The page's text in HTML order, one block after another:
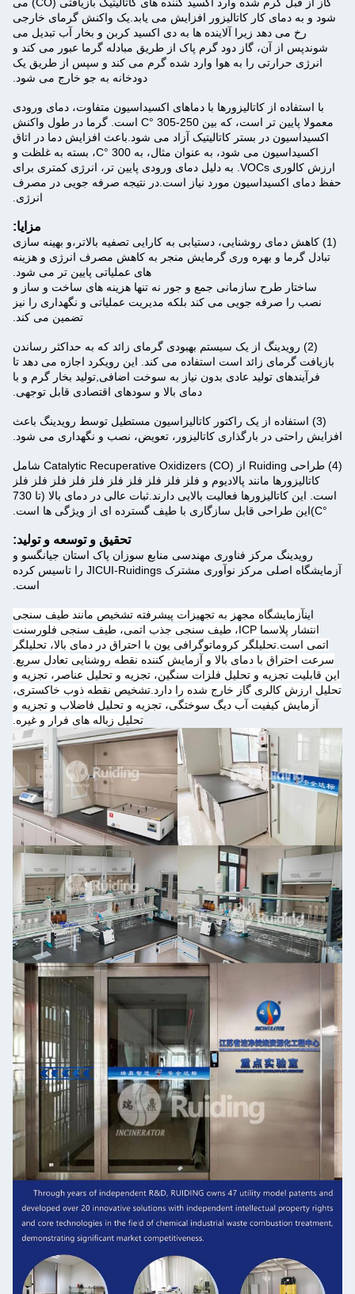
شود و به دمای کار کاتالیزور افزایش می یابد.یک واکنش گرمای خارجی
رخ می دهد زیرا آلاینده ها به دی اکسید کربن و بخار آب تبدیل می
شوندپس از آن، گاز دود گرم پاک از طریق مبادله گرما عبور می کند و
انرژی حرارتی را به هوا وارد شده گرم می کند و سپس از طریق یک
دودخانه به جو خارج می شود.
با استفاده از کاتالیزورها با دماهای اکسیداسیون متفاوت، دمای ورودی
معمولا پایین تر است، که بین 250-305 °C است. گرما در طول واکنش
اکسیداسیون در بستر کاتالیتیک آزاد می شود.باعث افزایش دما در اتاق
اکسیداسیون می شود، به عنوان مثال، به 300 °C، بسته به غلظت و
ارزش کالوری VOCs. به دلیل دمای ورودی پایین تر، انرژی کمتری برای
حفظ دمای اکسیداسیون مورد نیاز است.در نتیجه صرفه جویی در مصرف
انرژی.
مزایا:
(1) کاهش دمای روشنایی، دستیابی به کارایی تصفیه بالاتر،و بهینه سازی
تبادل گرما و بهره وری گرمایش منجر به کاهش مصرف انرژی و هزینه
های عملیاتی پایین تر می شود.
ساختار طرح سازمانی جمع و جور نه تنها هزینه های ساخت و ساز و
نصب را صرفه جویی می کند بلکه مدیریت عملیاتی و نگهداری را نیز
تضمین می کند.
(2) رویدینگ از یک سیستم بهبودی گرمای زائد که به حداکثر رساندن
بازیافت گرمای زائد است استفاده می کند. این رویکرد اجازه می دهد تا
فرآیندهای تولید عادی بدون نیاز به سوخت اضافی,تولید بخار گرم و با
دمای بالا و سودهای اقتصادی قابل توجهی.
(3) استفاده از یک راکتور کاتالیزاسیون مستطیل توسط رویدینگ باعث
افزایش راحتی در بارگذاری کاتالیزور، تعویض، نصب و نگهداری می شود.
(4) طراحی Ruiding از Catalytic Recuperative Oxidizers (CO) شامل
کاتالیزورها مانند پالادیوم و فلز فلز فلز فلز فلز فلز فلز فلز فلز فلز
است. این کاتالیزورها فعالیت بالایی دارند.ثبات عالی در دمای بالا (تا 730
°C)این طراحی قابل سازگاری با طیف گسترده ای از ویژگی ها است.
تحقیق و توسعه و تولید:
رویدینگ مرکز فناوری مهندسی منابع سوزان پاک استان جیانگسو و
آزمایشگاه اصلی مرکز نوآوری مشترک JICUI-Ruidings را تاسیس کرده
است.
اينآزمایشگاه مجهز به تجهیزات پیشرفته تشخیص مانند طیف سنجی
انتشار پلاسما ICP، طیف سنجی جذب اتمی، طیف سنجی فلورسنت
اتمی است.تحلیلگر کروماتوگرافی یون با احتراق در دمای بالا، تحلیلگر
سرعت احتراق با دمای بالا و آزمایش کننده نقطه روشنایی تعادل سریع.
این قابلیت تجزیه و تحلیل فلزات سنگین، تجزیه و تحلیل عناصر، تجزیه و
تحلیل ارزش کالری گاز خارج شده را دارد.تشخیص نقطه ذوب خاکستری،
آزمایش کیفیت آب دیگ سوختگی، تجزیه و تحلیل فاضلاب و تجزیه و
تحلیل زباله های فرار و غیره.